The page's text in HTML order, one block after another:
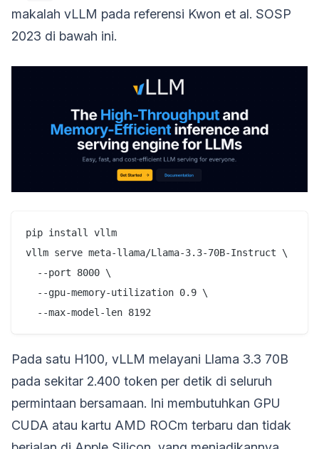
makalah vLLM pada referensi Kwon et al. SOSP
2023 di bawah ini.
pip install vllm
vllm serve meta-llama/Llama-3.3-70B-Instruct \
  --port 8000 \
  --gpu-memory-utilization 0.9 \
Pada satu H100, vLLM melayani Llama 3.3 70B
pada sekitar 2.400 token per detik di seluruh
permintaan bersamaan. Ini membutuhkan GPU
CUDA atau kartu AMD ROCm terbaru dan tidak